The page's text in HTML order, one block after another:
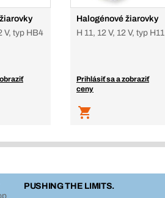
V, typ HB4
Halogénové žiarovky
H 11, 12 V, 12 V, typ H11
Prihlásiť sa a zobraziť
ceny
PUSHING THE LIMITS.